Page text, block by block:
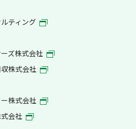
ティング
ズ株式会社
株式会社
株式会社
会社